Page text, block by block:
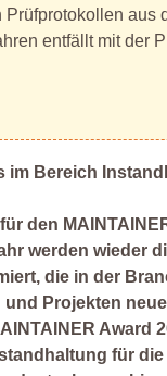
Prüfprotokollen aus
entfällt mit der
im Bereich
den
werden wieder
die in der
Projekten
Award
für